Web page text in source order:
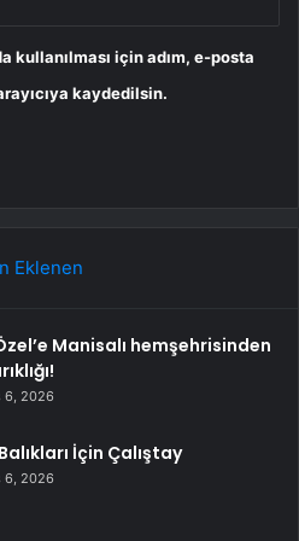
kullanılması için adım, e-posta
kaydedilsin.
Eklenen
Manisalı hemşehrisinden
6, 2026
İçin Çalıştay
6, 2026